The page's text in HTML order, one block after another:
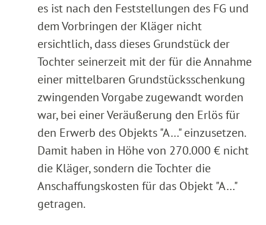
es ist nach den Feststellungen des FG und
dem Vorbringen der Kläger nicht
ersichtlich, dass dieses Grundstück der
Tochter seinerzeit mit der für die Annahme
einer mittelbaren Grundstücksschenkung
zwingenden Vorgabe zugewandt worden
war, bei einer Veräußerung den Erlös für
den Erwerb des Objekts "A…" einzusetzen.
Damit haben in Höhe von 270.000 € nicht
die Kläger, sondern die Tochter die
Anschaffungskosten für das Objekt "A…"
getragen.